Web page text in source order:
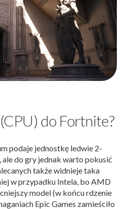
do Fortnite?
podaje jednostkę ledwie 2-
do gry jednak warto pokusić
także widnieje taka
w przypadku Intela, bo AMD
model (w końcu rdzenie
Epic Games zamieściło